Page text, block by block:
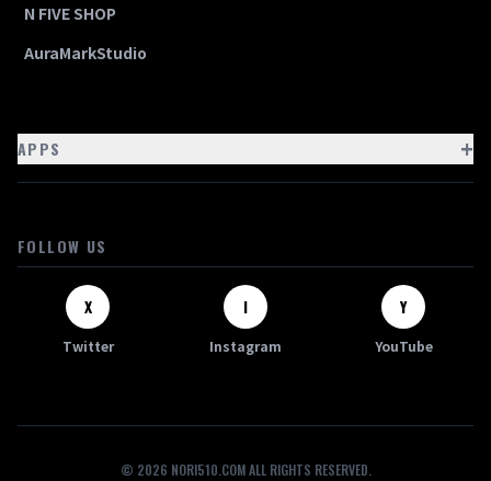
N FIVE SHOP
AuraMarkStudio
APPS +
FOLLOW US
X
Twitter
I
Instagram
Y
YouTube
© 2026 NORI510.COM ALL RIGHTS RESERVED.